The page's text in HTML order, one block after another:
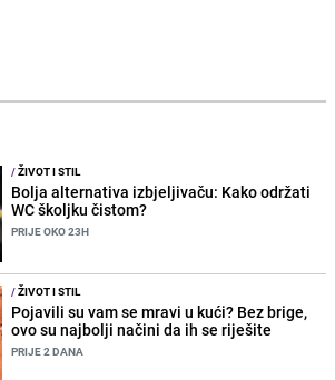
/ŽIVOT I STIL
Bolja alternativa izbjeljivaču: Kako održati
WC školjku čistom?
PRIJE OKO 23H
/ŽIVOT I STIL
Pojavili su vam se mravi u kući? Bez brige,
ovo su najbolji načini da ih se riješite
PRIJE 2 DANA